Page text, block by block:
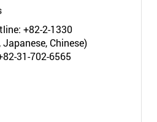
+82-2-1330
Chinese)
31-702-6565